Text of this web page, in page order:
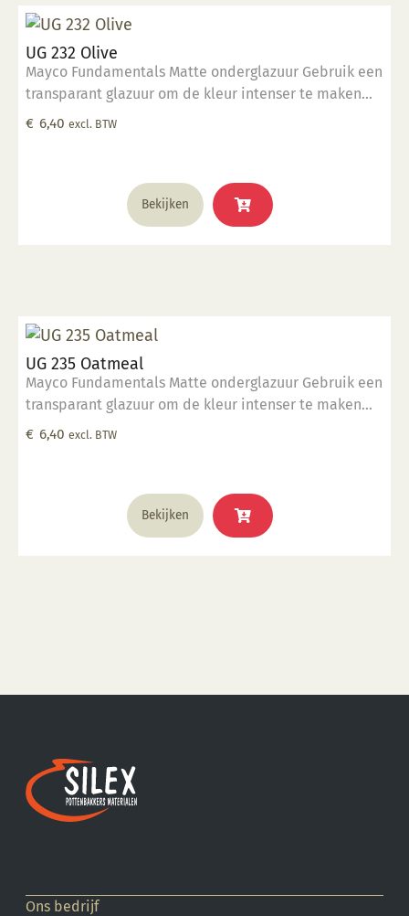
UG 232 Olive
Mayco Fundamentals Matte onderglazuur Gebruik een
transparant glazuur om de kleur intenser te maken
Geschikt voor gebruiksgoed mits er een transparant
€ 6,40 excl. BTW
Bekijken
UG 235 Oatmeal
Mayco Fundamentals Matte onderglazuur Gebruik een
transparant glazuur om de kleur intenser te maken
Geschikt voor gebruiksgoed mits er een transparant
€ 6,40 excl. BTW
Bekijken
Ons bedrijf